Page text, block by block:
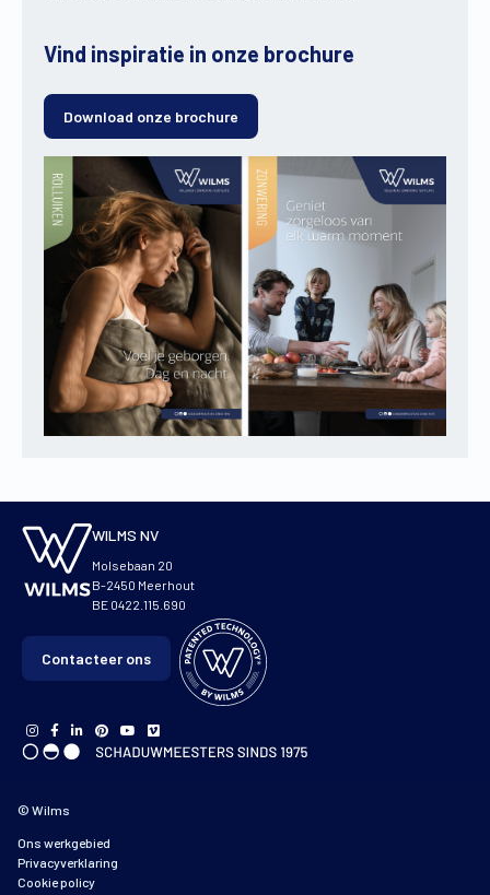
Vind inspiratie in onze brochure
Download onze brochure
WILMS NV
Molsebaan 20
B-2450 Meerhout
BE 0422.115.690
Contacteer ons
© Wilms
Ons werkgebied
Privacyverklaring
Cookie policy